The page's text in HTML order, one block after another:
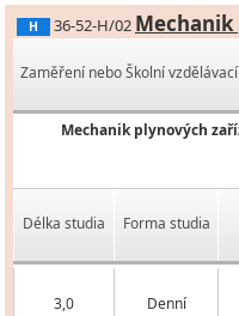
H 36-52-H/02
Zaměření nebo Školní
Mechanik plynových
Délka studia Forma studia
3,0 Denní